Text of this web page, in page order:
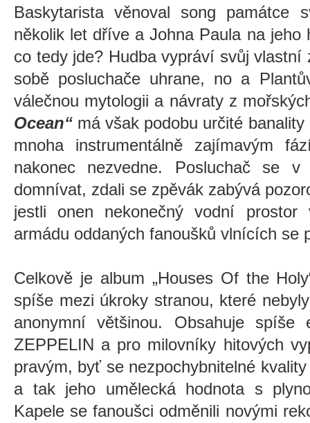
Baskytarista věnoval song památce
několik let dříve a Johna Paula na jeho
co tedy jde? Hudba vypráví svůj
sobě posluchače uhrane, no a
válečnou mytologii a návraty z
Ocean“ má však podobu určité
mnoha instrumentálně zajímavým
nakonec nezvedne. Posluchač se
domnívat, zdali se zpěvák zabývá
jestli onen nekonečný vodní prostor
armádu oddaných fanoušků vlnících se
Celkově je album „Houses Of the
spíše mezi úkroky stranou, které
anonymní většinou. Obsahuje spíše
ZEPPELIN a pro milovníky hitových
pravým, byť se nezpochybnitelné
a tak jeho umělecká hodnota s
Kapele se fanoušci odměnili novými